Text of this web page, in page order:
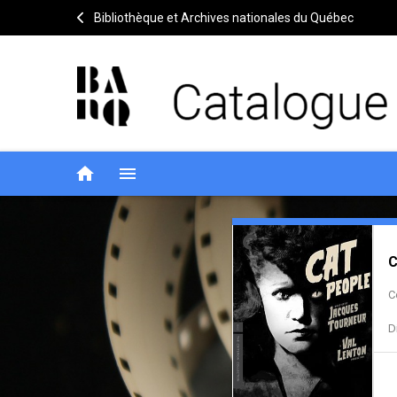
Bibliothèque et Archives nationales du Québec
home menu
Cat
people
Notice
header